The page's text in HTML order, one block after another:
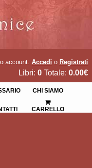
account: Accedi o Registrati
Libri: 0 Totale: 0.00€
CHI SIAMO
CARRELLO